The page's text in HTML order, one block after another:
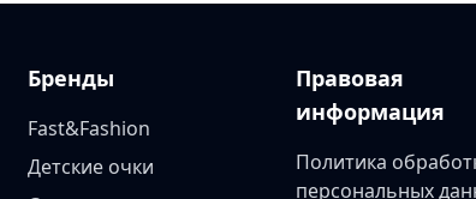
Бренды
Fast&Fashion
Детские очки
Правовая
информация
Политика
персональных